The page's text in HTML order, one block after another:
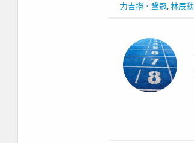
力吉撈．鞏冠,林辰勳